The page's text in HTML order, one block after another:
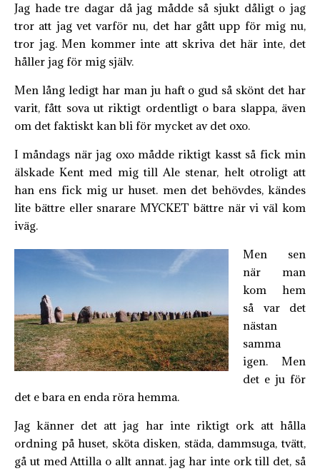
Jag hade tre dagar då jag mådde så sjukt dåligt o jag
tror att jag vet varför nu, det har gått upp för mig nu,
tror jag. Men kommer inte att skriva det här inte, det
håller jag för mig själv.
Men lång ledigt har man ju haft o gud så skönt det har
varit, fått sova ut riktigt ordentligt o bara slappa, även
om det faktiskt kan bli för mycket av det oxo.
I måndags när jag oxo mådde riktigt kasst så fick min
älskade Kent med mig till Ale stenar, helt otroligt att
han ens fick mig ur huset. men det behövdes, kändes
lite bättre eller snarare MYCKET bättre när vi väl kom
iväg.
Men sen
när man
kom hem
så var det
nästan
samma
igen. Men
det e ju för
det e bara en enda röra hemma.
Jag känner det att jag har inte riktigt ork att hålla
ordning på huset, sköta disken, städa, dammsuga, tvätt,
gå ut med Attilla o allt annat. jag har inte ork till det, så